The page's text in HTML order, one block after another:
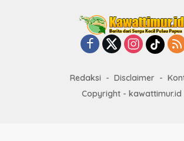
Redaksi Disclaimer
Copyright - kawattimur.id